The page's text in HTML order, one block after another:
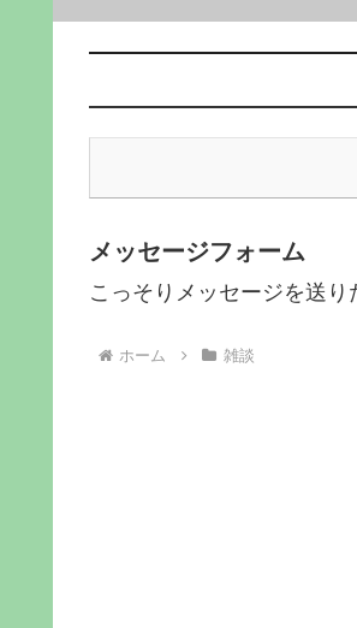
メッセージフォーム
こっそりメッセージを送
ホーム 雑談